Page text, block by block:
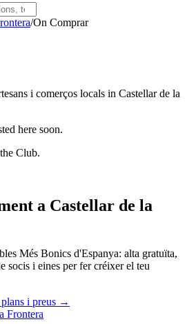
/On Comprar
i comerços locals in Castellar de la
here soon.
Club.
a Castellar de la
Més Bonics d'Espanya: alta gratuïta,
socis i eines per fer créixer el teu
i preus →
Frontera